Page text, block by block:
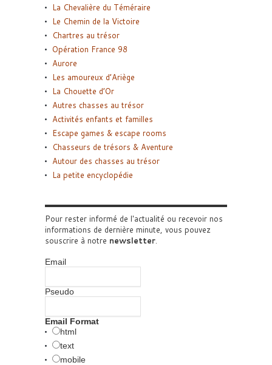
La Chevalière du Téméraire
Le Chemin de la Victoire
Chartres au trésor
Opération France 98
Aurore
Les amoureux d’Ariège
La Chouette d’Or
Autres chasses au trésor
Activités enfants et familles
Escape games & escape rooms
Chasseurs de trésors & Aventure
Autour des chasses au trésor
La petite encyclopédie
Pour rester informé de l'actualité ou recevoir nos
informations de dernière minute, vous pouvez
souscrire à notre newsletter.
Email
Pseudo
Email Format
html
text
mobile